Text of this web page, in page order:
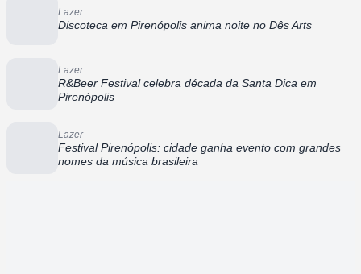
Lazer
Discoteca em Pirenópolis anima noite no Dês Arts
Lazer
R&Beer Festival celebra década da Santa Dica em
Pirenópolis
Lazer
Festival Pirenópolis: cidade ganha evento com grandes
nomes da música brasileira